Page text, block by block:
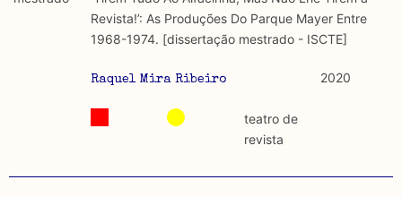
académicos.
A lista procura incluir as publicações mais relevantes
a algumas das publicações que aqui se encontram
discurso e uso da liberdade de expressão. Trata-se de
uma censura que é omnipresente, dado que é
constitutiva do próprio acto de fala.
Regulatória e Constitutiva : são combinadas ambas
abordagens.
Revista!’: As Produções Do Parque Mayer Entre
1968-1974. [dissertação mestrado - ISCTE]
Raquel Mira Ribeiro 2020
teatro de
revista